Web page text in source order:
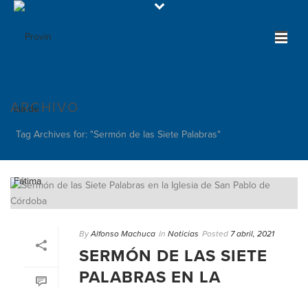
ARCHIVO
Tag Archives for: "Sermón de las Siete Palabras"
By Alfonso Machuca In Noticias Posted 7 abril, 2021
SERMÓN DE LAS SIETE
PALABRAS EN LA